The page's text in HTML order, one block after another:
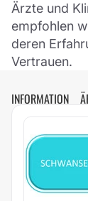
Ärzte und
empfohlen
deren
Vertrauen.
INFORMATION